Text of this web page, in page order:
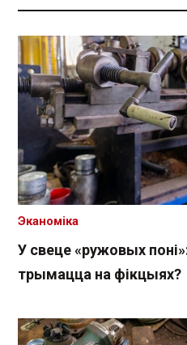
У свеце «ружовых
трымацца на фікцыях?
Эканоміка